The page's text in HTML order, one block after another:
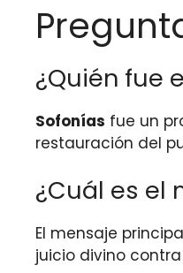
¿Quién fue
Sofonías fue un
restauración del
¿Cuál es el
El mensaje
juicio divino